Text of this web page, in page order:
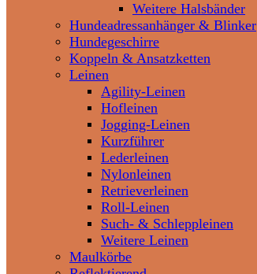
Weitere Halsbänder
Hundeadressanhänger & Blinker
Hundegeschirre
Koppeln & Ansatzketten
Leinen
Agility-Leinen
Hofleinen
Jogging-Leinen
Kurzführer
Lederleinen
Nylonleinen
Retrieverleinen
Roll-Leinen
Such- & Schleppleinen
Weitere Leinen
Maulkörbe